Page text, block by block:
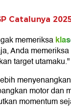
Catalunya
memeriksa
Anda memeriksa
target utamaku."
motor dan
momentum